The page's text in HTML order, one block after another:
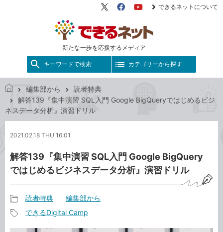
新たな一歩を応援するメディア
X（旧
FacebookYouTube
できるネットについて
キーワードで検索 カテゴリーから探す
で
き
ッ
編集部から
読者特典
解答139『集中演習 SQL入門 Google BigQueryではじめるビジ
ネスデータ分析』演習ドリル
2021.02.18 THU 16:01
解答139『集中演習 SQL入門 Google BigQuery
ではじめるビジネスデータ分析』演習ドリル
事
読者特典 編集部から
できるDigital Camp